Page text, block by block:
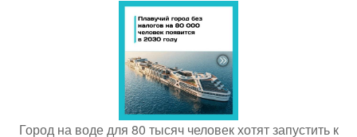
Город на воде для 80 тысяч человек хотят запустить к